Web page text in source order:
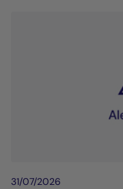
31/07/2026